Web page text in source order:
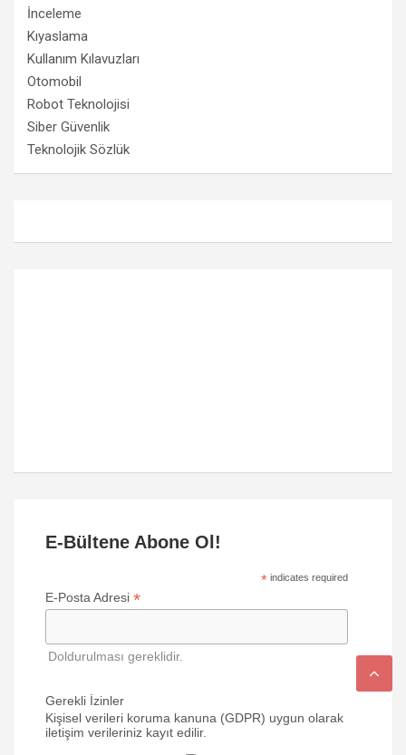
İnceleme
Kıyaslama
Kullanım Kılavuzları
Otomobil
Robot Teknolojisi
Siber Güvenlik
Teknolojik Sözlük
E-Bültene Abone Ol!
indicates required
E-Posta Adresi *
Doldurulması gereklidir.
Gerekli İzinler
Kişisel verileri koruma kanuna (GDPR) uygun olarak
iletişim verileriniz kayıt edilir.